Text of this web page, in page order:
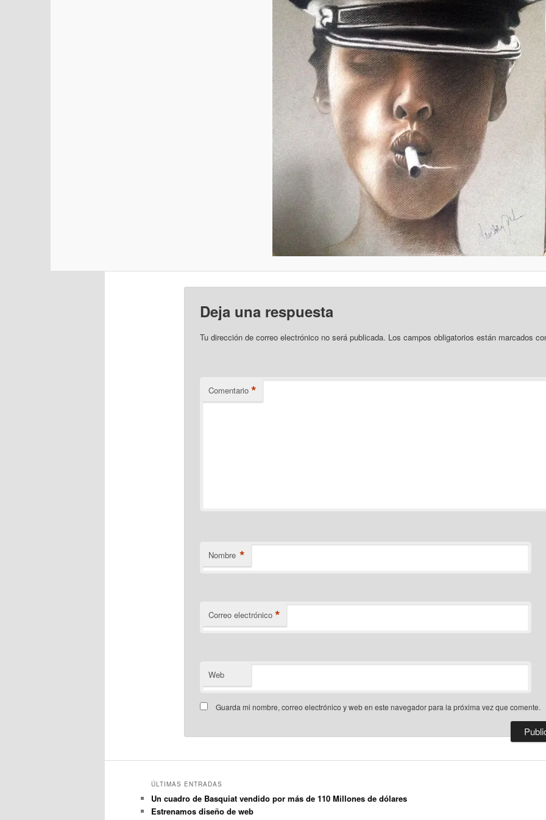
Deja una respuesta
Tu dirección de correo electrónico no será publicada. Los campos obligatorios están marcados
Comentario *
Nombre *
Correo electrónico *
Web
Guarda mi nombre, correo electrónico y web en este navegador para la próxima vez que comente.
ÚLTIMAS ENTRADAS
Un cuadro de Basquiat vendido por más de 110 Millones de dólares
Estrenamos diseño de web